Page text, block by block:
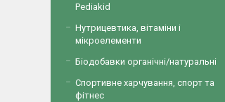
Pediakid
Нутрицевтика, вітаміни і
мікроелементи
Біодобавки органічні/натуральні
Спортивне харчування, спорт та
фітнес